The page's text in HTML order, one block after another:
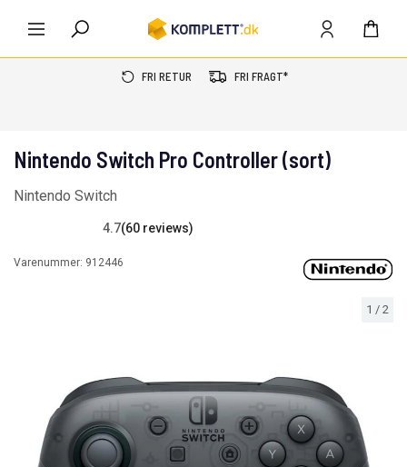
FRI RETUR FRI FRAGT*
1 / 2
Nintendo Switch Pro Controller (sort)
Nintendo Switch
4.7(60 reviews)
Varenummer: 912446